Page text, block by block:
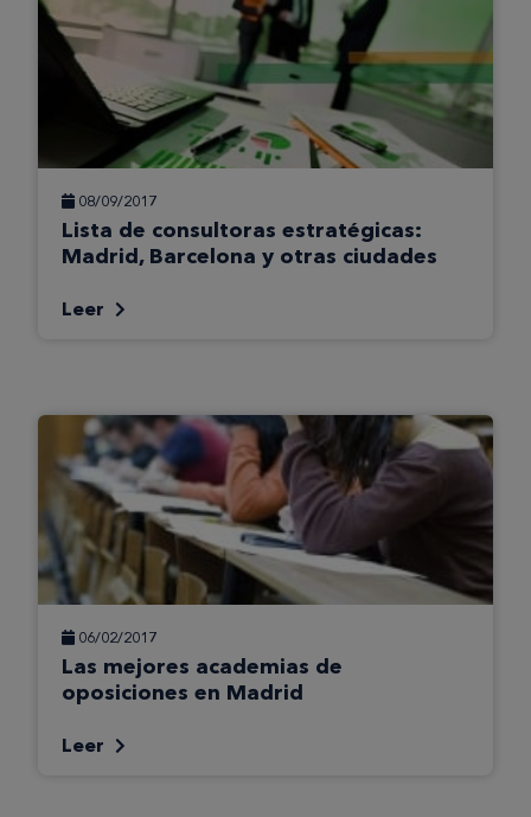
08/09/2017
Lista de consultoras estratégicas:
Madrid, Barcelona y otras ciudades
Leer
06/02/2017
Las mejores academias de
oposiciones en Madrid
Leer